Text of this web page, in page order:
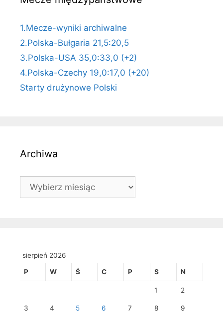
1.Mecze-wyniki archiwalne
2.Polska-Bułgaria 21,5:20,5
3.Polska-USA 35,0:33,0 (+2)
4.Polska-Czechy 19,0:17,0 (+20)
Starty drużynowe Polski
Archiwa
Archiwa
sierpień 2026
P W Ś C P S N
1 2
3 4 5 6 7 8 9